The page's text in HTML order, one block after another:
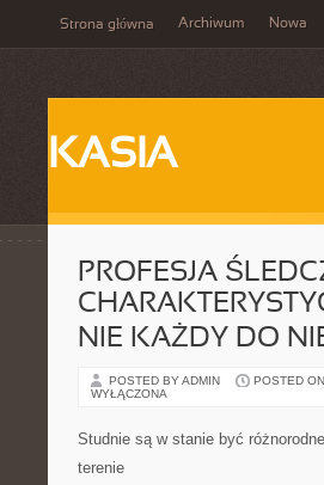
Strona główna Archiwum Nowa
KASIA
PROFESJA
NIE KAŻDY DO
POSTED BY ADMIN POSTED
WYŁĄCZONA
Studnie są w stanie być
terenie